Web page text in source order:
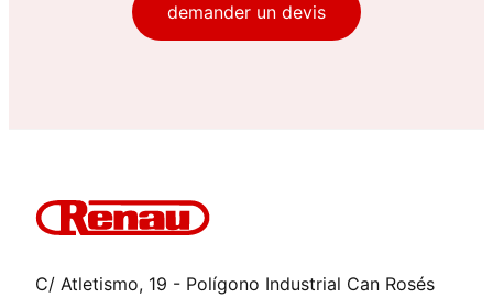
demander un devis
C/ Atletismo, 19 - Polígono Industrial Can Rosés